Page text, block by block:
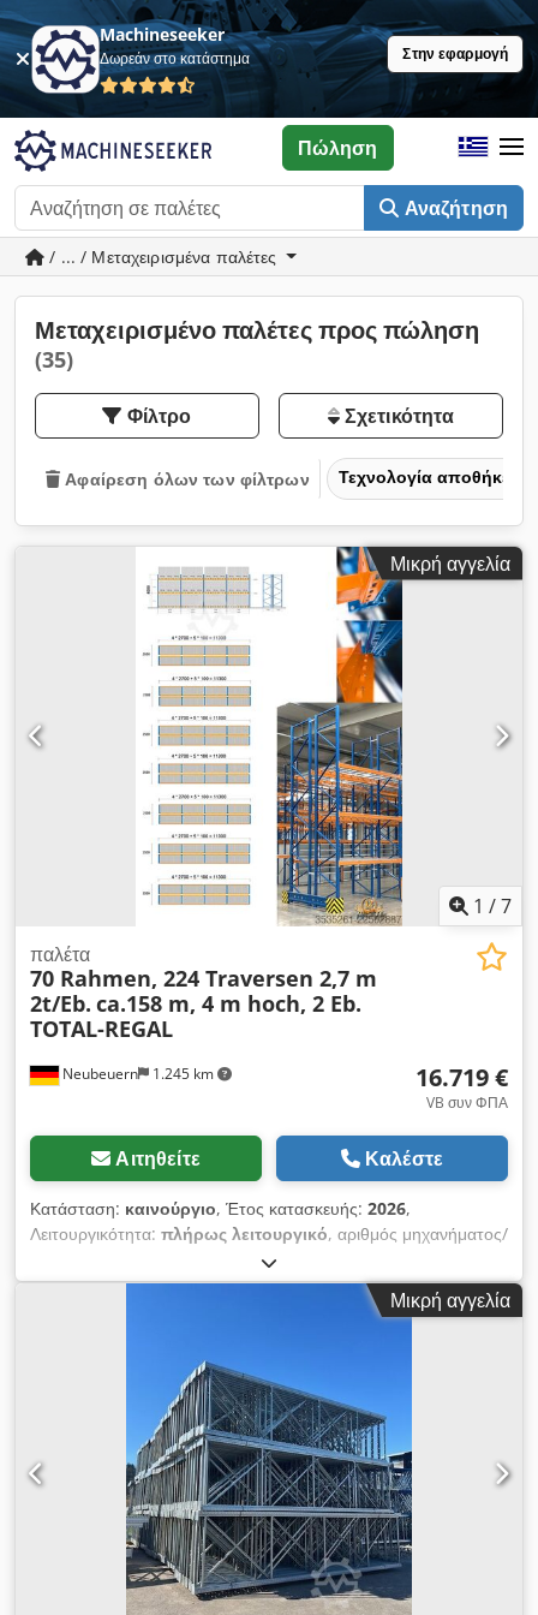
Machineseeker
Δωρεάν στο κατάστημα Στην εφαρμογή
Αναζήτηση
Πώληση
/ ... / Μεταχειρισμένα παλέτες
Μεταχειρισμένο παλέτες προς πώληση
(35)
Φίλτρο Σχετικότητα
Αφαίρεση όλων των φίλτρων Τεχνολογία
Μικρή αγγελία
1 /7
Neubeuern 1.245 km
παλέτα
70 Rahmen, 224 Traversen 2,7 m
2t/Eb. ca.158 m, 4 m hoch, 2 Eb.
TOTAL-REGAL
16.719 €
VB συν ΦΠΑ
Αιτηθείτε Καλέστε
Κατάσταση: καινούργιο, Έτος κατασκευής: 2026,
Λειτουργικότητα: πλήρως λειτουργικό, αριθμός μηχανήματος/
EAN0729389556525, ωφελιμο φορτίο:
συνολικό ύψος:4.000 χιλ., συνολικό μήκος:158.200 χιλ.,
, απόσταση μεταξύ των στηλών:
ανά τμήμα αποθήκευσης:
2.050 κιλ, αριθμός σειρών ραφιών:
4.000 χιλ., Σύστημα παλετοθήκης: 7 x διπλές σειρές
των 4 διαστημάτων Ύψος 4 μ., με 2 επίπεδα δοκών ανά σειρά
(ελεύθερο άνοιγμα 2700) Περιεχόμενα: 70 πλαίσια ύψους 4 μ.
(RM4011) 280 αγκύρια δαπέδου 70 αποστάτες για διπλές
σειρές 224 δοκάρια μήκους 2,7 μ., ύψους 0,09 μ. (TR27094) 14
πινακίδες φέρουσας ικανότητας Παράδοση δωρεάν στο
εργοτάξιο Πλαίσια βιδωτά, όχι προσυναρμολογημένα
Μεταφορά / Παράδοση: - Μέγιστος χρόνος παράδοσης 20
Μικρή αγγελία